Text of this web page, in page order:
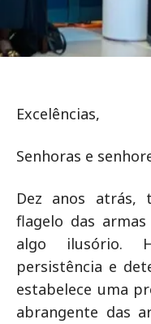
Excelências,
Senhoras e
Dez anos atrás,
flagelo das
algo ilusório.
persistência e
estabelece uma
abrangente das